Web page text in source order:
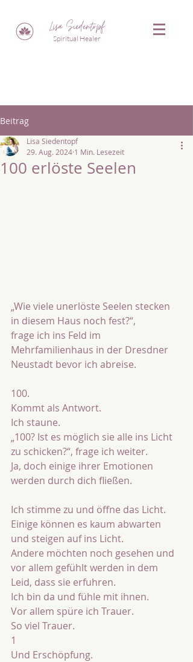
Lisa Siedentopf
Spiritual Healer
Beitrag
100 erlöste Seelen
Lisa Siedentopf
29. Aug. 2024 1 Min. Lesezeit
„Wie viele unerlöste Seelen stecken
in diesem Haus noch fest?“,
frage ich ins Feld im
Mehrfamilienhaus in der Dresdner
Neustadt bevor ich abreise.
100.
Kommt als Antwort.
Ich staune.
„100? Ist es möglich sie alle ins Licht
zu schicken?“, frage ich weiter.
Ja, doch einige ihrer Emotionen
werden durch dich fließen.
Ich stimme zu und öffne das Licht.
Einige können es kaum abwarten
und steigen auf ins Licht.
Andere möchten noch gesehen und
vor allem gefühlt werden in dem
Leid, dass sie erfuhren.
Ich bin da und fühle mit ihnen.
Vor allem spüre ich Trauer.
So viel Trauer.
1
Und Erschöpfung.